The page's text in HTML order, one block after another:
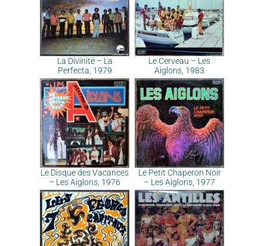
La Divinité – La
Perfecta, 1979
Le Cerveau – Les
Aiglons, 1983
Le Disque des Vacances
– Les Aiglons, 1976
Le Petit Chaperon Noir
– Les Aiglons, 1977